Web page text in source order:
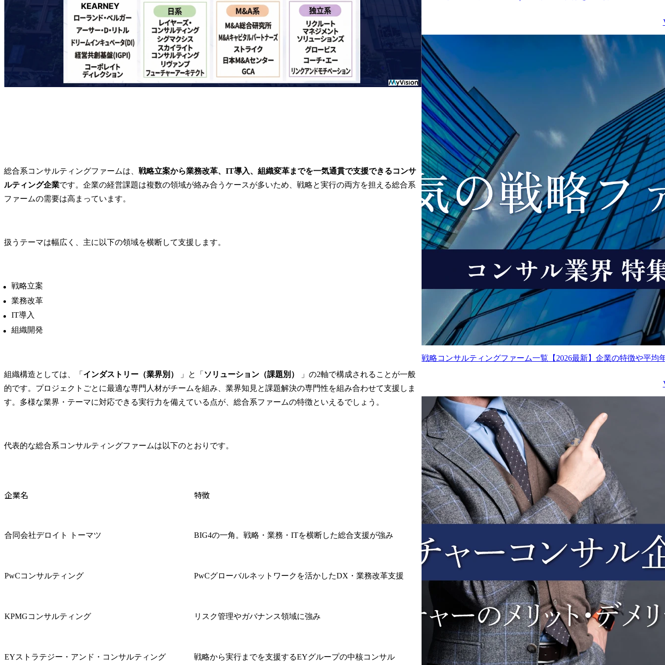
リンクアンドモチベーション
その他専門系・シンクタンク系コンサルティングファーム一覧
ビジネスブレイン太田昭和
FAQ
Q.コンサルティングファームの「BIG4」とはどのような企業ですか？
Q.コンサルティングファームの仕事は何をするのですか？
総合系コンサルティングファームは、 戦略立案から業務改革、IT導入、組織変革までを一気通貫で支援できるコンサ
ルティング企業です。企業の経営課題は複数の領域が絡み合うケースが多いため、戦略と実行の両方を担える総合系
ファームの需要は高まっています。
扱うテーマは幅広く、主に以下の領域を横断して支援します。
戦略立案
業務改革
IT導入
組織開発
組織構造としては、「 インダストリー（業界別） 」と「 ソリューション（課題別）
」の2軸で構成されることが一般
的です。プロジェクトごとに最適な専門人材がチームを組み、業界知見と課題解決の専門性を組み合わせて支援しま
す。多様な業界・テーマに対応できる実行力を備えている点が、総合系ファームの特徴といえるでしょう。
代表的な総合系コンサルティングファームは以下のとおりです。
企業名 特徴
合同会社デロイト トーマツ BIG4の一角。戦略・業務・ITを横断した総合支援が強み
PwCコンサルティング PwCグローバルネットワークを活かしたDX・業務改革支援
KPMGコンサルティング リスク管理やガバナンス領域に強み
EYストラテジー・アンド・コンサルティング 戦略から実行までを支援するEYグループの中核コンサル
戦略コンサルティングファーム一覧【2026最新】企業の特徴や平均